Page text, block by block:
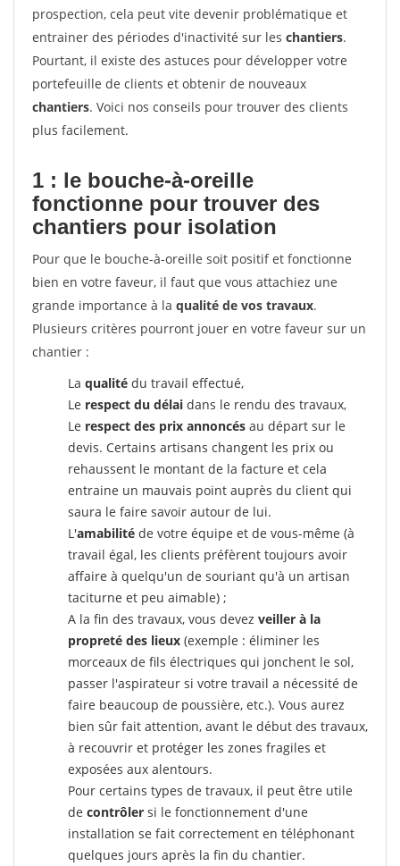
prospection, cela peut vite devenir problématique et
entrainer des périodes d'inactivité sur les chantiers.
Pourtant, il existe des astuces pour développer votre
portefeuille de clients et obtenir de nouveaux
chantiers. Voici nos conseils pour trouver des clients
plus facilement.
1 : le bouche-à-oreille
fonctionne pour trouver des
chantiers pour isolation
Pour que le bouche-à-oreille soit positif et fonctionne
bien en votre faveur, il faut que vous attachiez une
grande importance à la qualité de vos travaux.
Plusieurs critères pourront jouer en votre faveur sur un
chantier :
La qualité du travail effectué,
Le respect du délai dans le rendu des travaux,
Le respect des prix annoncés au départ sur le
devis. Certains artisans changent les prix ou
rehaussent le montant de la facture et cela
entraine un mauvais point auprès du client qui
saura le faire savoir autour de lui.
L'amabilité de votre équipe et de vous-même (à
travail égal, les clients préfèrent toujours avoir
affaire à quelqu'un de souriant qu'à un artisan
taciturne et peu aimable) ;
A la fin des travaux, vous devez veiller à la
propreté des lieux (exemple : éliminer les
morceaux de fils électriques qui jonchent le sol,
passer l'aspirateur si votre travail a nécessité de
faire beaucoup de poussière, etc.). Vous aurez
bien sûr fait attention, avant le début des travaux,
à recouvrir et protéger les zones fragiles et
exposées aux alentours.
Pour certains types de travaux, il peut être utile
de contrôler si le fonctionnement d'une
installation se fait correctement en téléphonant
quelques jours après la fin du chantier.